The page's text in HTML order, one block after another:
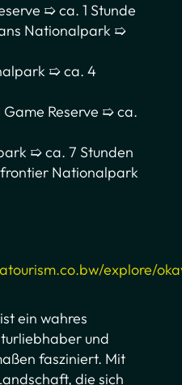
➯ ca. 1 Stunde
Nationalpark ➯
➯ ca. 4
Reserve ➯ ca.
➯ ca. 7 Stunden
Nationalpark
explore/
ein wahres
und
fasziniert. Mit
die sich